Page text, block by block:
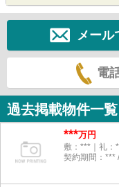
メール
電
過去掲載物件一覧
***万円
敷：***｜礼：
契約期間：***